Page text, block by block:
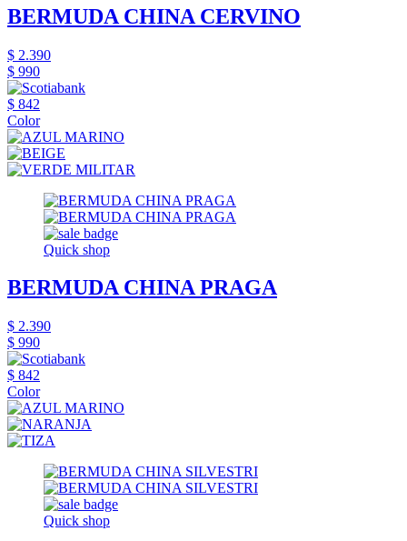
BERMUDA CHINA CERVINO
$ 2.390
$ 990
$ 842
Color
Quick shop
BERMUDA CHINA PRAGA
$ 2.390
$ 990
$ 842
Color
Quick shop